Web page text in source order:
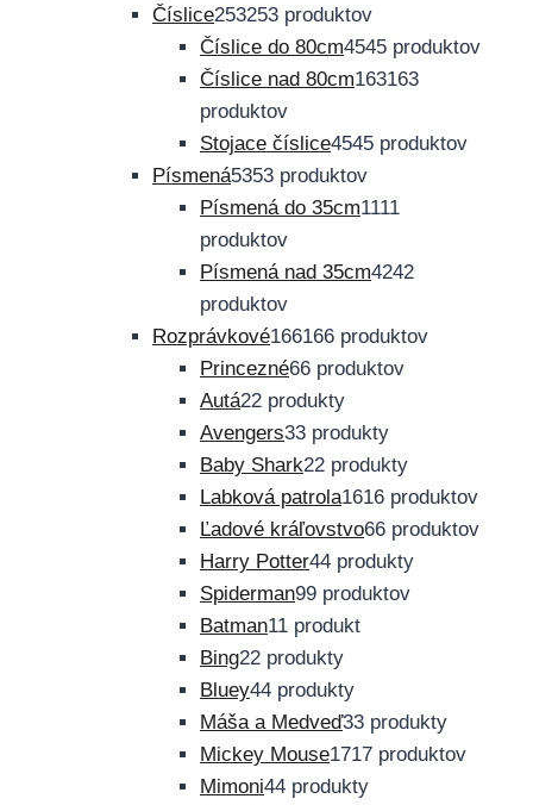
Číslice253253 produktov
Číslice do 80cm4545 produktov
Číslice nad 80cm163163
produktov
Stojace číslice4545 produktov
Písmená5353 produktov
Písmená do 35cm1111
produktov
Písmená nad 35cm4242
produktov
Rozprávkové166166 produktov
Princezné66 produktov
Autá22 produkty
Avengers33 produkty
Baby Shark22 produkty
Labková patrola1616 produktov
Ľadové kráľovstvo66 produktov
Harry Potter44 produkty
Spiderman99 produktov
Batman11 produkt
Bing22 produkty
Bluey44 produkty
Máša a Medveď33 produkty
Mickey Mouse1717 produktov
Mimoni44 produkty